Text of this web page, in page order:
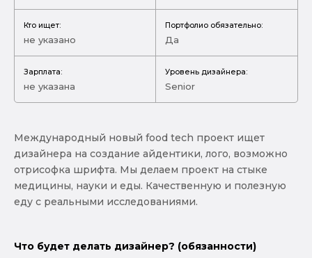
Кто ищет:
не указано
Портфолио обязательно:
Да
Зарплата:
не указана
Уровень дизайнера:
Senior
Международный новый food tech проект ищет
дизайнера на создание айдентики, лого, возможно
отрисофка шрифта. Мы делаем проект на стыке
медицины, науки и еды. Качественную и полезную
еду с реальными исследованиями.
Что будет делать дизайнер? (обязанности)